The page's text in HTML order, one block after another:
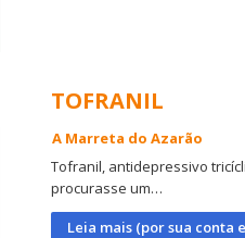
TOFRANIL
A Marreta do Azarão
Tofranil, antidepressivo
procurasse um…
Leia mais (por sua conta